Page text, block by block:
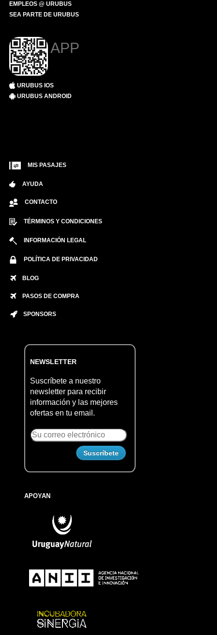
EMPLEOS @ URUBUS
SEA PARTE DE URUBUS
APP
URUBUS IOS
URUBUS ANDROID
MIS PASAJES
AYUDA
CONTACTO
TÉRMINOS Y CONDICIONES
INFORMACIÓN LEGAL
POLÍTICA DE PRIVACIDAD
BLOG
PASOS DE COMPRA
SPONSORS
NEWSLETTER
Suscríbete a nuestro
newsletter para recibir
información y las mejores
ofertas en tu email.
APOYAN